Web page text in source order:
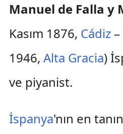
Manuel de Falla y
Kasım 1876, Cádiz–
1946, Alta Gracia)
ve piyanist.
İspanya'nın en